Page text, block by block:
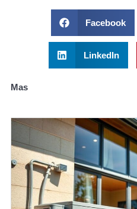
Facebook
LinkedIn
Mas